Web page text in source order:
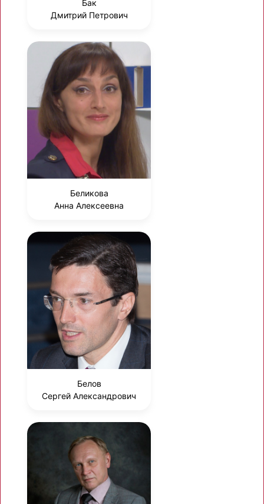
Бак
Дмитрий Петрович
Беликова
Анна Алексеевна
Белов
Сергей Александрович